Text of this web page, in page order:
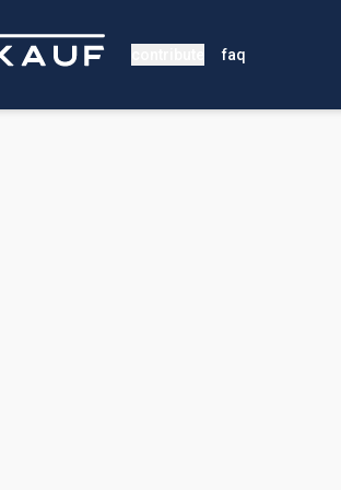
faq